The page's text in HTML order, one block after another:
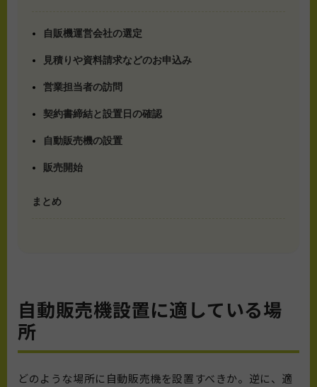
自販機運営会社の選定
見積りや資料請求などのお申込み
営業担当者の訪問
契約書締結と設置日の確認
自動販売機の設置
販売開始
まとめ
自動販売機設置に適している場
所
どのような場所に自動販売機を設置すべきか。逆に、適